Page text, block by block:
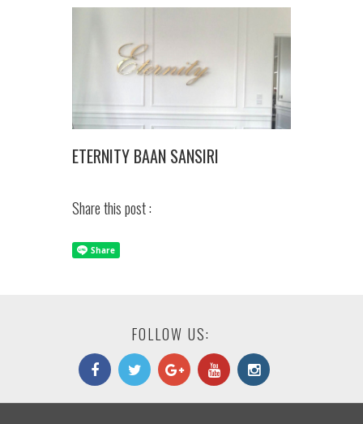
ETERNITY BAAN SANSIRI
Share this post :
FOLLOW US: